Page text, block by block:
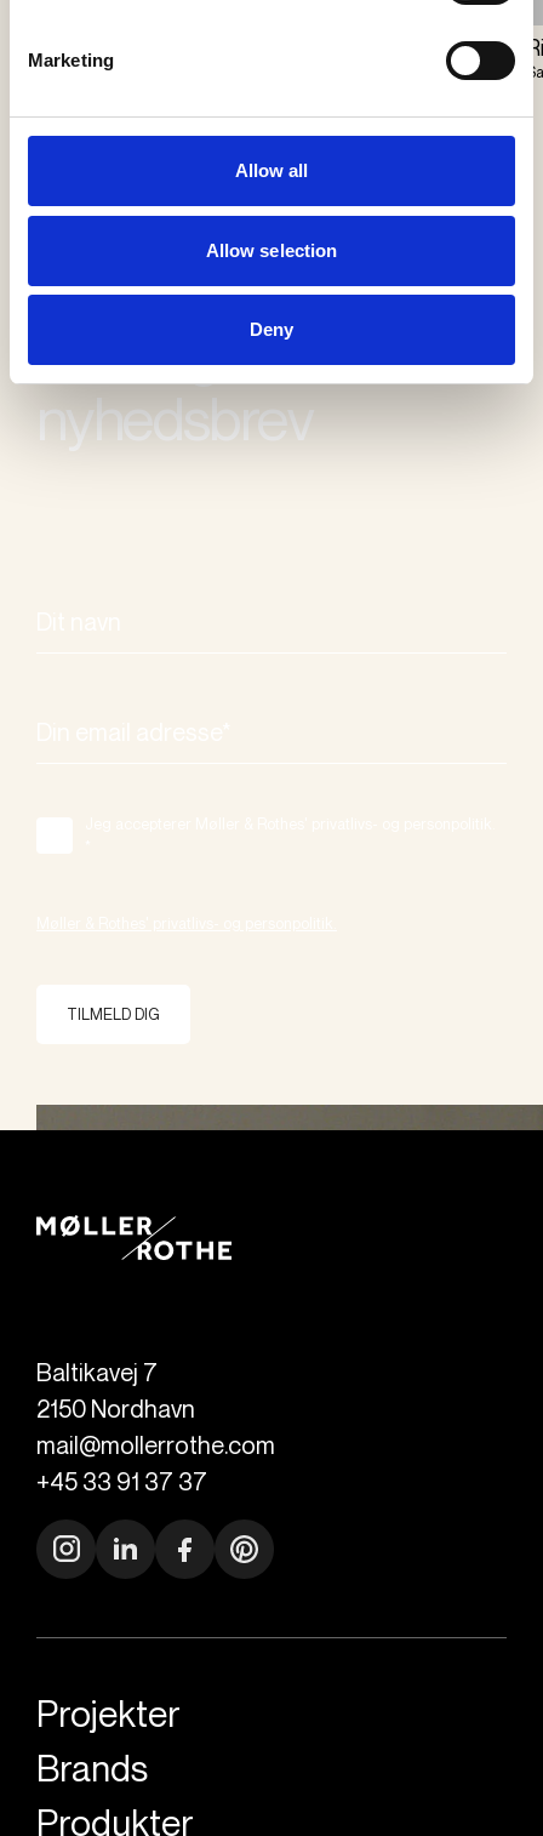
Marketing
Allow all
Allow selection
Deny
Closer Pendant
Vibia
Modtag vores
nyhedsbrev
TILMELD DIG
Baltikavej 7
2150 Nordhavn
mail@mollerrothe.com
+45 33 91 37 37
Projekter
Brands
Produkter